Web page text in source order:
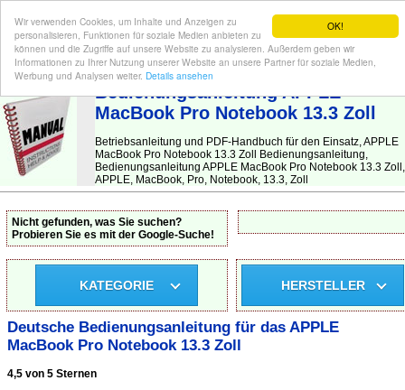
OK!
Wir verwenden Cookies, um Inhalte und Anzeigen zu
personalisieren, Funktionen für soziale Medien anbieten zu
können und die Zugriffe auf unsere Website zu analysieren. Außerdem geben wir
Informationen zu Ihrer Nutzung unserer Website an unsere Partner für soziale Medien,
Werbung und Analysen weiter. Details ansehen
BEDIENUNGSANLEITUNG| Hier finden Sie die deutsche Anleitung!
Bedienungsanleitung APPLE
MacBook Pro Notebook 13.3 Zoll
Betriebsanleitung und PDF-Handbuch für den Einsatz, APPLE
MacBook Pro Notebook 13.3 Zoll Bedienungsanleitung,
Bedienungsanleitung APPLE MacBook Pro Notebook 13.3 Zoll,
APPLE, MacBook, Pro, Notebook, 13.3, Zoll
Nicht gefunden, was Sie suchen?
Probieren Sie es mit der Google-Suche!
KATEGORIE HERSTELLER
Deutsche Bedienungsanleitung für das APPLE
MacBook Pro Notebook 13.3 Zoll
4,5 von 5 Sternen